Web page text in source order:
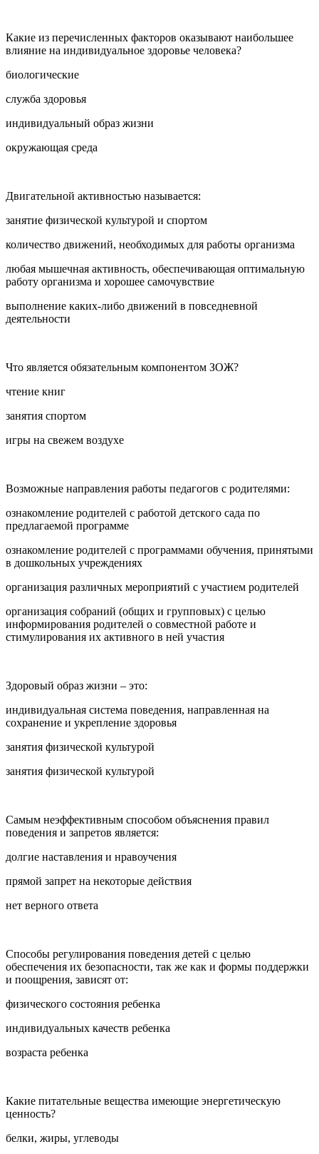
Какие из перечисленных факторов оказывают наибольшее
влияние на индивидуальное здоровье человека?
биологические
служба здоровья
индивидуальный образ жизни
окружающая среда
Двигательной активностью называется:
занятие физической культурой и спортом
количество движений, необходимых для работы организма
любая мышечная активность, обеспечивающая оптимальную
работу организма и хорошее самочувствие
выполнение каких-либо движений в повседневной
деятельности
Что является обязательным компонентом ЗОЖ?
чтение книг
занятия спортом
игры на свежем воздухе
Возможные направления работы педагогов с родителями:
ознакомление родителей с работой детского сада по
предлагаемой программе
ознакомление родителей с программами обучения, принятыми
в дошкольных учреждениях
организация различных мероприятий с участием родителей
организация собраний (общих и групповых) с целью
информирования родителей о совместной работе и
стимулирования их активного в ней участия
Здоровый образ жизни – это:
индивидуальная система поведения, направленная на
сохранение и укрепление здоровья
занятия физической культурой
занятия физической культурой
Самым неэффективным способом объяснения правил
поведения и запретов является:
долгие наставления и нравоучения
прямой запрет на некоторые действия
нет верного ответа
Способы регулирования поведения детей с целью
обеспечения их безопасности, так же как и формы поддержки
и поощрения, зависят от:
физического состояния ребенка
индивидуальных качеств ребенка
возраста ребенка
Какие питательные вещества имеющие энергетическую
ценность?
белки, жиры, углеводы